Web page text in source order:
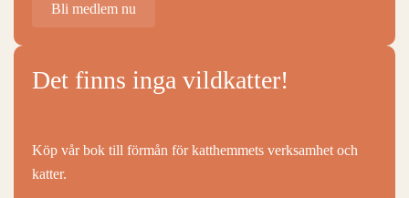
Bli medlem nu
Det finns inga vildkatter!
Köp vår bok till förmån för katthemmets verksamhet och
katter.